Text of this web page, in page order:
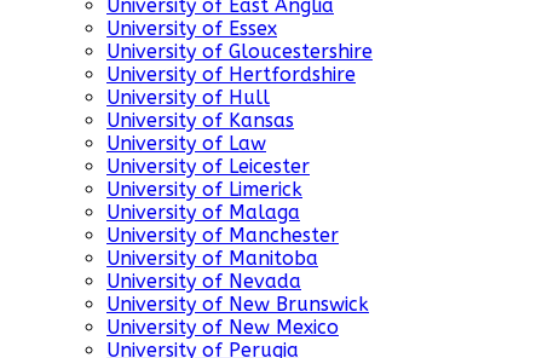
University of East Anglia
University of Essex
University of Gloucestershire
University of Hertfordshire
University of Hull
University of Kansas
University of Law
University of Leicester
University of Limerick
University of Malaga
University of Manchester
University of Manitoba
University of Nevada
University of New Brunswick
University of New Mexico
University of Perugia